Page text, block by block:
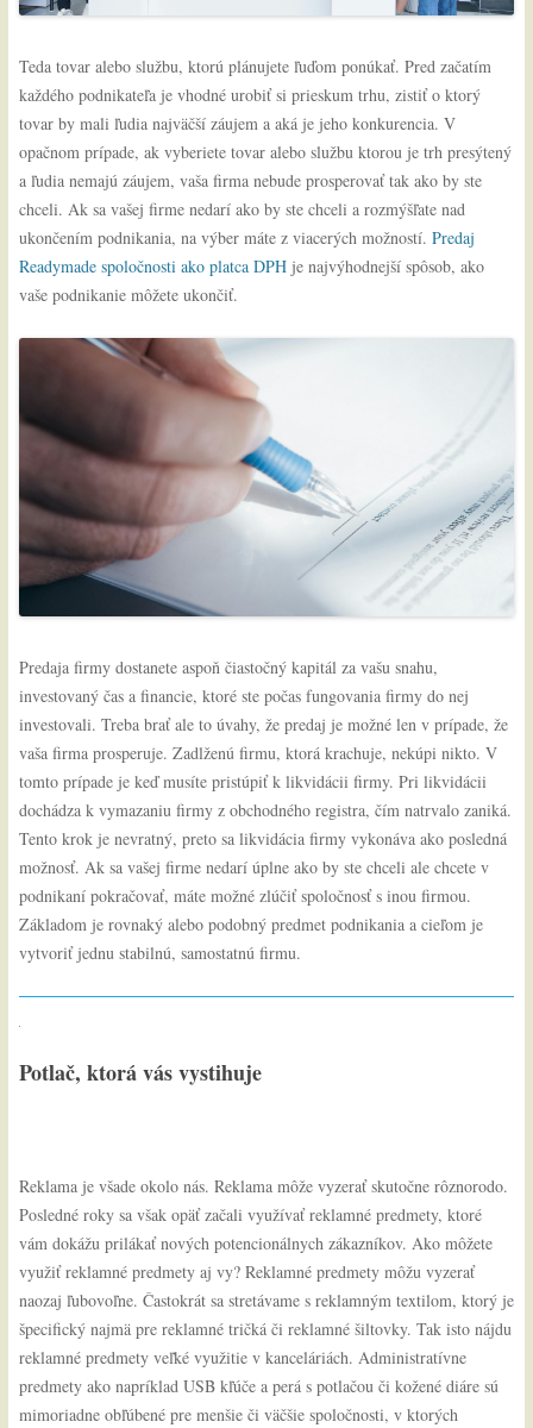
Teda tovar alebo službu, ktorú plánujete ľuďom ponúkať. Pred začatím
každého podnikateľa je vhodné urobiť si prieskum trhu, zistiť o ktorý
tovar by mali ľudia najväčší záujem a aká je jeho konkurencia. V
opačnom prípade, ak vyberiete tovar alebo službu ktorou je trh presýtený
a ľudia nemajú záujem, vaša firma nebude prosperovať tak ako by ste
chceli. Ak sa vašej firme nedarí ako by ste chceli a rozmýšľate nad
ukončením podnikania, na výber máte z viacerých možností. Predaj
Readymade spoločnosti ako platca DPHje najvýhodnejší spôsob, ako
vaše podnikanie môžete ukončiť.
Predaja firmy dostanete aspoň čiastočný kapitál za vašu snahu,
investovaný čas a financie, ktoré ste počas fungovania firmy do nej
investovali. Treba brať ale to úvahy, že predaj je možné len v prípade, že
vaša firma prosperuje. Zadlženú firmu, ktorá krachuje, nekúpi nikto. V
tomto prípade je keď musíte pristúpiť k likvidácii firmy. Pri likvidácii
dochádza k vymazaniu firmy z obchodného registra, čím natrvalo zaniká.
Tento krok je nevratný, preto sa likvidácia firmy vykonáva ako posledná
možnosť. Ak sa vašej firme nedarí úplne ako by ste chceli ale chcete v
podnikaní pokračovať, máte možné zlúčiť spoločnosť s inou firmou.
Základom je rovnaký alebo podobný predmet podnikania a cieľom je
vytvoriť jednu stabilnú, samostatnú firmu.
Potlač, ktorá vás vystihuje
Reklama je všade okolo nás. Reklama môže vyzerať skutočne rôznorodo.
Posledné roky sa však opäť začali využívať reklamné predmety, ktoré
vám dokážu prilákať nových potencionálnych zákazníkov. Ako môžete
využiť reklamné predmety aj vy? Reklamné predmety môžu vyzerať
naozaj ľubovoľne. Častokrát sa stretávame s reklamným textilom, ktorý je
špecifický najmä pre reklamné tričká či reklamné šiltovky. Tak isto nájdu
reklamné predmety veľké využitie v kanceláriách. Administratívne
predmety ako napríklad USB kľúče a perá s potlačou či kožené diáre sú
mimoriadne obľúbené pre menšie či väčšie spoločnosti, v ktorých